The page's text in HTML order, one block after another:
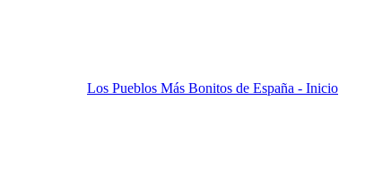
Los Pueblos Más Bonitos de España - Inicio